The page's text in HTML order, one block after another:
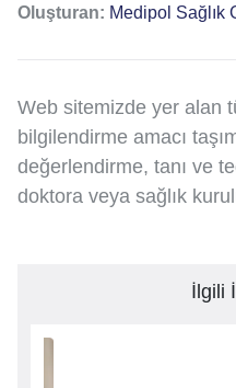
Oluşturan: Medipol Sağlık
Web sitemizde yer alan
bilgilendirme amacı
değerlendirme, tanı ve
doktora veya sağlık
İlgili